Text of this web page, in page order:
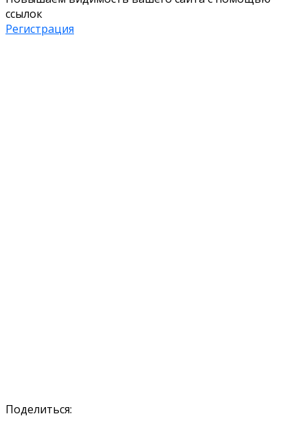
ссылок
Регистрация
Поделиться: